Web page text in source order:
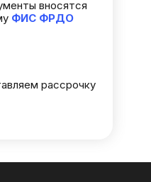
вносятся
ФИС ФРДО
рассрочку